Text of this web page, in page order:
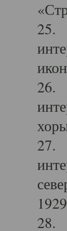
25.
26.
27.
28.